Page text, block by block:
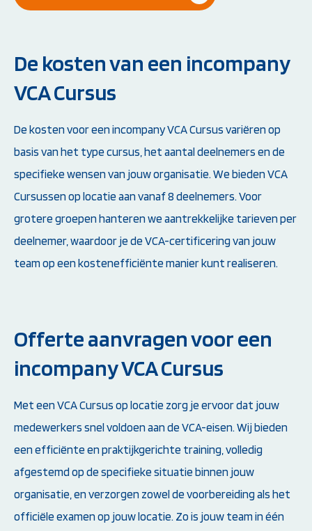
De kosten van een incompany
VCA Cursus
De kosten voor een incompany VCA Cursus variëren op
basis van het type cursus, het aantal deelnemers en de
specifieke wensen van jouw organisatie. We bieden VCA
Cursussen op locatie aan vanaf 8 deelnemers. Voor
grotere groepen hanteren we aantrekkelijke tarieven per
deelnemer, waardoor je de VCA-certificering van jouw
team op een kostenefficiënte manier kunt realiseren.
Offerte aanvragen voor een
incompany VCA Cursus
Met een VCA Cursus op locatie zorg je ervoor dat jouw
medewerkers snel voldoen aan de VCA-eisen. Wij bieden
een efficiënte en praktijkgerichte training, volledig
afgestemd op de specifieke situatie binnen jouw
organisatie, en verzorgen zowel de voorbereiding als het
officiële examen op jouw locatie. Zo is jouw team in één